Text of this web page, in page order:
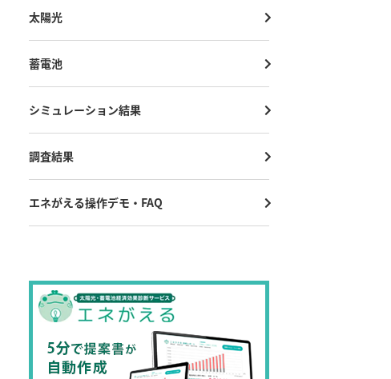
太陽光
蓄電池
シミュレーション結果
調査結果
エネがえる操作デモ・FAQ